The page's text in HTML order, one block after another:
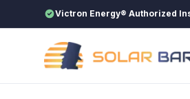
Přeskočit na obsahVictron Energy® Authorized